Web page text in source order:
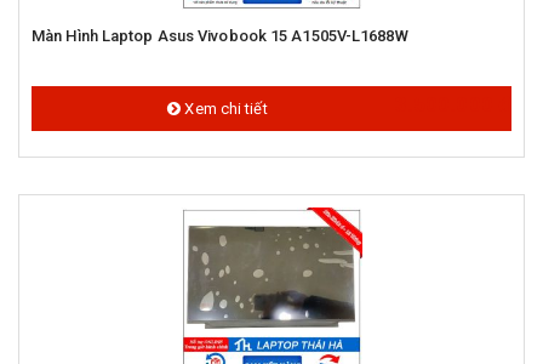
Màn Hình Laptop Asus Vivobook 15 A1505V-L1688W
Xem chi tiết